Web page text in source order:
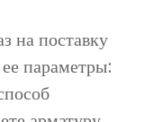
на поставку
параметры: